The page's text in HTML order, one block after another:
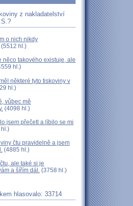
z nakladatelství
o nich nikdy
(5512 hl.)
něco takového existuje, ale
hl.)
některé tyto tiskoviny v
hl.)
vůbec mě
(4098 hl.)
jsem přečetl a líbilo se mi
čtu pravidelně a jsem
(4885 hl.)
ale také si je
a šířím dál. (3758 hl.)
hlasovalo: 33714